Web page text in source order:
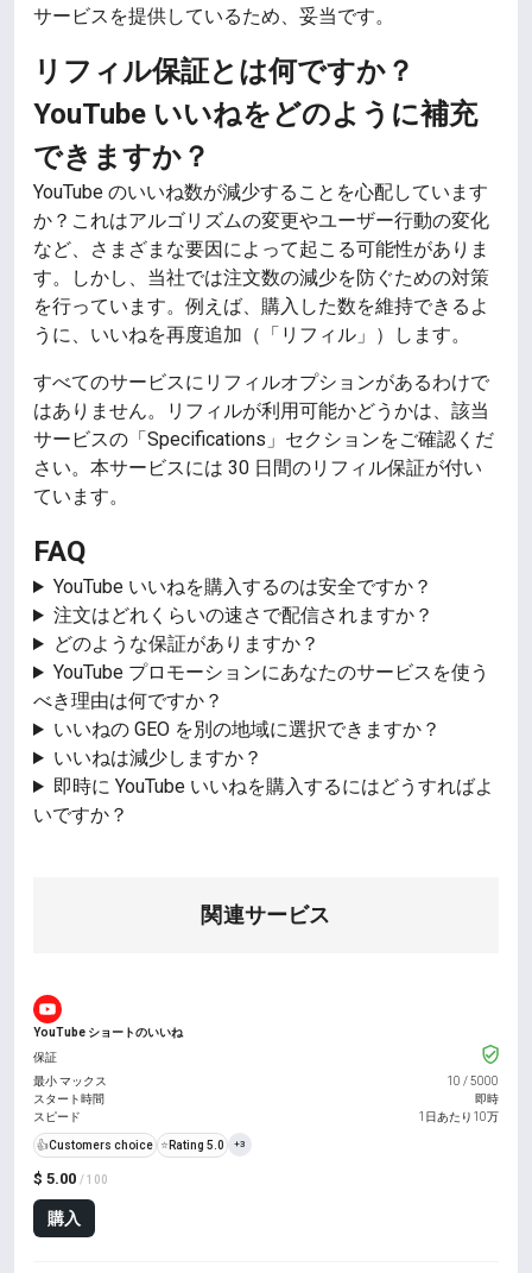
サービスを提供しているため、妥当です。
リフィル保証とは何ですか？
YouTube いいねをどのように補充
できますか？
YouTube のいいね数が減少することを心配しています
か？これはアルゴリズムの変更やユーザー行動の変化
など、さまざまな要因によって起こる可能性がありま
す。しかし、当社では注文数の減少を防ぐための対策
を行っています。例えば、購入した数を維持できるよ
うに、いいねを再度追加（「リフィル」）します。
すべてのサービスにリフィルオプションがあるわけで
はありません。リフィルが利用可能かどうかは、該当
サービスの「Specifications」セクションをご確認くだ
さい。本サービスには 30 日間のリフィル保証が付い
ています。
FAQ
YouTube いいねを購入するのは安全ですか？
注文はどれくらいの速さで配信されますか？
どのような保証がありますか？
YouTube プロモーションにあなたのサービスを使う
べき理由は何ですか？
いいねの GEO を別の地域に選択できますか？
いいねは減少しますか？
即時に YouTube いいねを購入するにはどうすればよ
いですか？
関連サービス
YouTube ショートのいいね
$ 5.00 / 100
購入
保証
最小 マックス
10 /5000
スタート時間
即時
スピード
1日あたり10万
👍Customers choice ⭐ Rating 5.0 +3